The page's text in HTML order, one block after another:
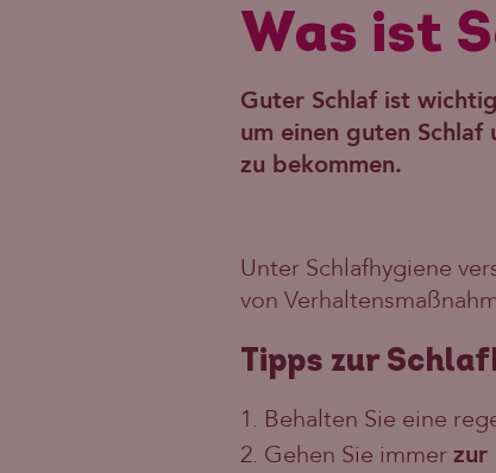
Was ist
Guter Schlaf ist
um einen guten
zu bekommen.
Unter Schlafhygiene
von
Tipps zur
Behalten Sie eine
Gehen Sie immerzur